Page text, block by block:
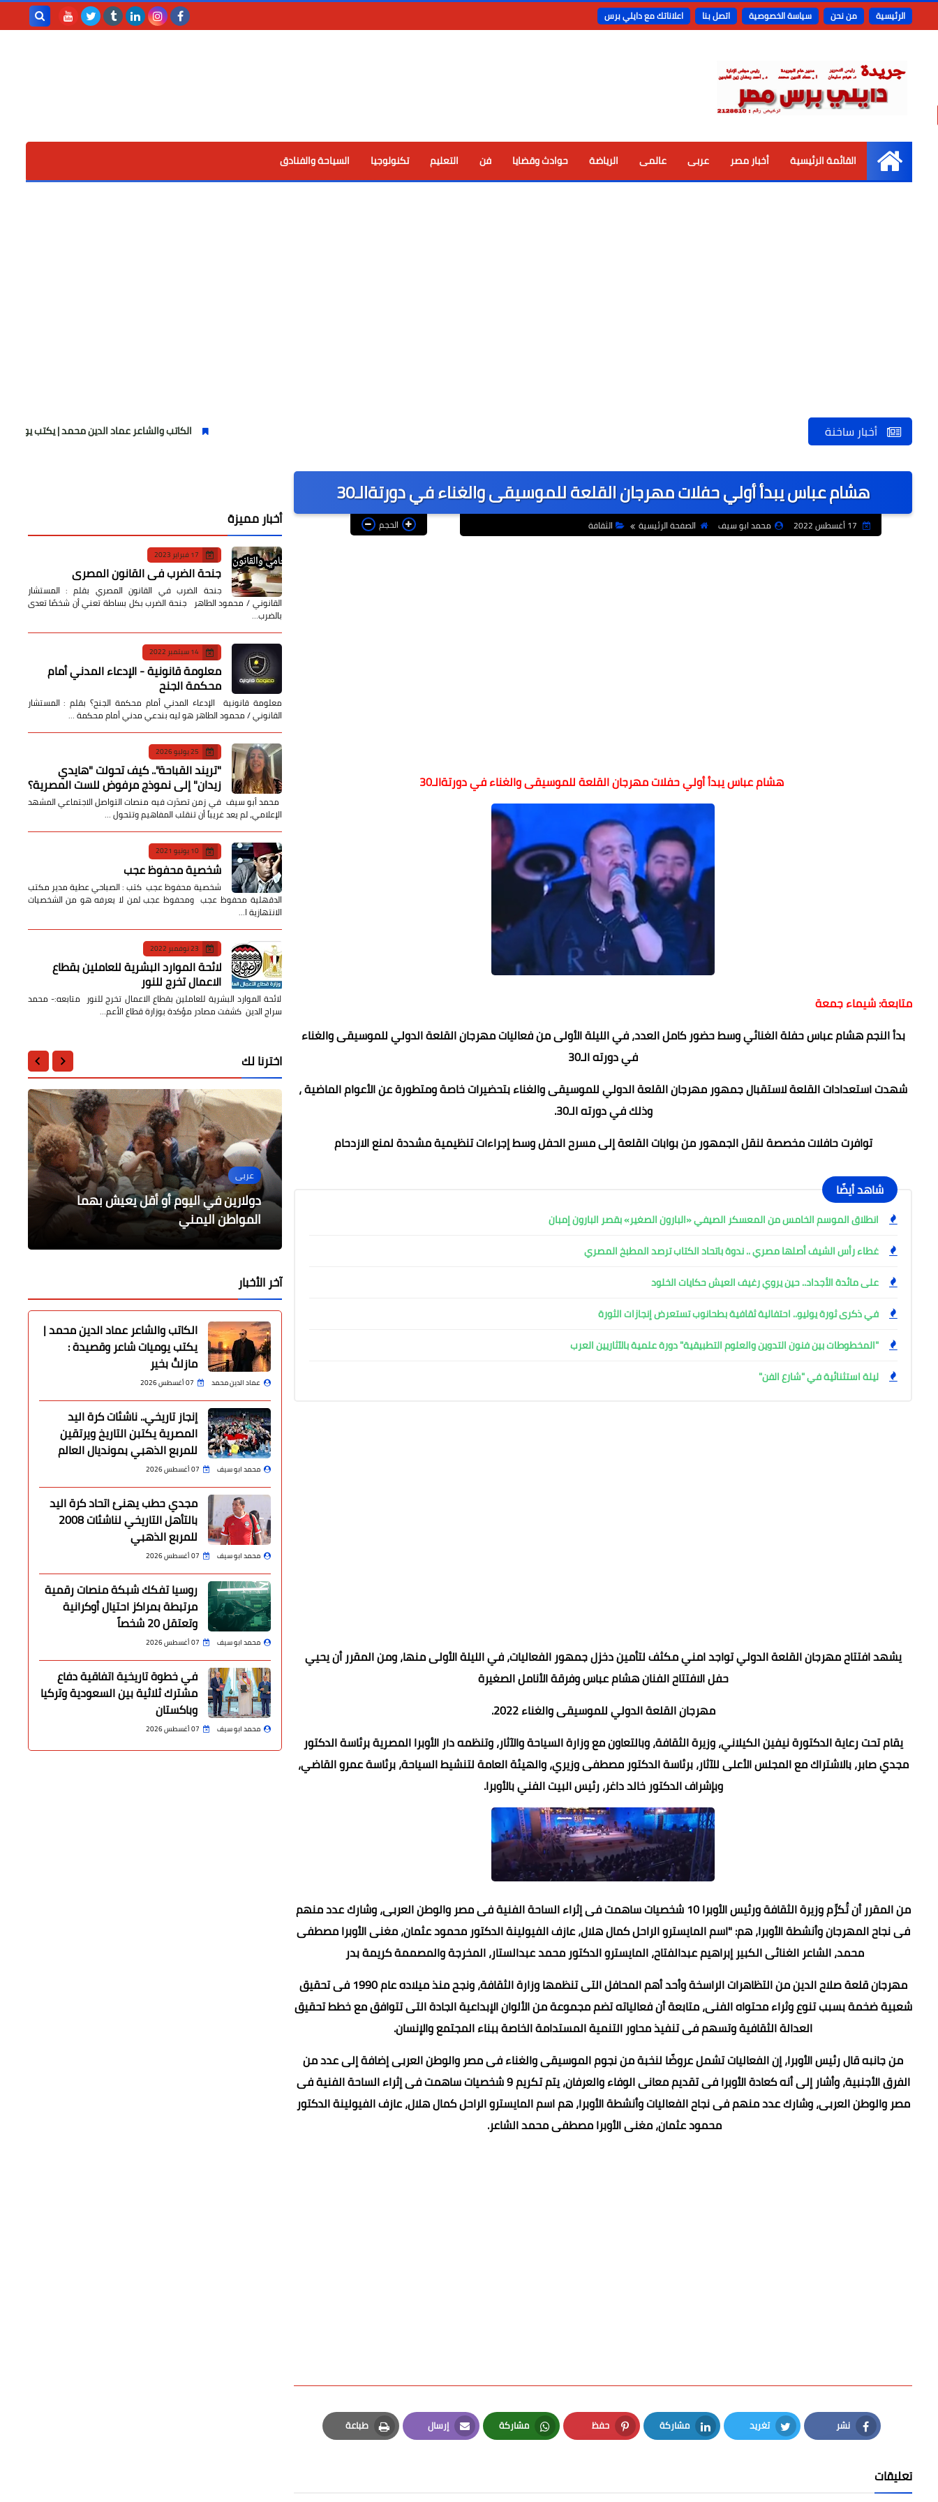
الرئيسية من نحن سياسة الخصوصية اتصل بنا اعلاناتك مع دايلي برس
الرئيسية
القائمة الرئيسية أخبار مصر عربى عالمى الرياضة حوادث وقضايا فن التعليم تكنولوجيا السياحة والفنادق
أخبار ساخنة الكاتب والشاعر عماد الدين محمد | يكتب يوميات شاعر وقصيدة :
هشام عباس يبدأ أولي حفلات مهرجان القلعة للموسيقى والغناء في دورتةالـ30
محمد ابو سيف الصفحة الرئيسية الثقافة الحجم
هشام عباس يبدأ أولي حفلات مهرجان القلعة للموسيقى والغناء في دورتةالـ30
متابعة: شيماء جمعة
بدأ النجم هشام عباس حفلة الغنائي وسط حضور كامل العدد، في الليلة الأولى من فعاليات مهرجان القلعة الدولي للموسيقى والغناء
في دورته الـ30
شهدت استعدادات القلعة لاستقبال جمهور مهرجان القلعة الدولي للموسيقى والغناء بتحضيرات خاصة ومتطورة عن الأعوام الماضية ،
وذلك في دورته الـ30.
توافرت حافلات مخصصة لنقل الجمهور من بوابات القلعة إلى مسرح الحفل وسط إجراءات تنظيمية مشددة لمنع الازدحام
شاهد أيضًا
انطلاق الموسم الخامس من المعسكر الصيفي «البارون الصغير» بقصر البارون إمبان
غطاء رأس الشيف أصلها مصري .. ندوة باتحاد الكتاب ترصد المطبخ المصري
على مائدة الأجداد.. حين يروي رغيف العيش حكايات الخلود
في ذكرى ثورة يوليو.. احتفالية ثقافية بطحانوب تستعرض إنجازات الثورة
"المخطوطات بين فنون التدوين والعلوم التطبيقية" دورة علمية بالآثاريين العرب
ليلة استثنائية في "شارع الفن"
يشهد افتتاح مهرجان القلعة الدولي تواجد امني مكثف لتأمين دخزل جمهور الفعاليات، في الليلة الأولى منها، ومن المقرر أن يحيي
حفل الافتتاح الفنان هشام عباس وفرقة الأنامل الصغيرة
مهرجان القلعة الدولي للموسيقى والغناء 2022.
يقام تحت رعاية الدكتورة نيفين الكيلاني، وزيرة الثقافة، وبالتعاون مع وزارة السياحة والآثار، وتنظمه دار الأوبرا المصرية برئاسة الدكتور
مجدي صابر، بالاشتراك مع المجلس الأعلى للآثار، برئاسة الدكتور مصطفى وزيري، والهيئة العامة لتنشيط السياحة، برئاسة عمرو القاضي،
وبإشراف الدكتور خالد داغر، رئيس البيت الفني بالأوبرا.
من المقرر أن تُكرِّم وزيرة الثقافة ورئيس الأوبرا 10 شخصيات ساهمت فى إثراء الساحة الفنية فى مصر والوطن العربى، وشارك عدد منهم
فى نجاح المهرجان وأنشطة الأوبرا، هم: "اسم المايسترو الراحل كمال هلال، عازف الفيولينة الدكتور محمود عثمان، مغنى الأوبرا مصطفى
محمد، الشاعر الغنائى الكبير إبراهيم عبدالفتاح، المايسترو الدكتور محمد عبدالستار، المخرجة والمصممة كريمة بدر
مهرجان قلعة صلاح الدين من التظاهرات الراسخة وأحد أهم المحافل التى تنظمها وزارة الثقافة، ونجح منذ ميلاده عام 1990 فى تحقيق
شعبية ضخمة بسبب تنوع وثراء محتواه الفنى، متابعة أن فعالياته تضم مجموعة من الألوان الإبداعية الجادة التى تتوافق مع خطط تحقيق
العدالة الثقافية وتسهم فى تنفيذ محاور التنمية المستدامة الخاصة ببناء المجتمع والإنسان.
من جانبه قال رئيس الأوبرا، إن الفعاليات تشمل عروضًا لنخبة من نجوم الموسيقى والغناء فى مصر والوطن العربى إضافة إلى عدد من
الفرق الأجنبية، وأشار إلى أنه كعادة الأوبرا فى تقديم معانى الوفاء والعرفان، يتم تكريم 9 شخصيات ساهمت فى إثراء الساحة الفنية فى
مصر والوطن العربى، وشارك عدد منهم فى نجاح الفعاليات وأنشطة الأوبرا، هم اسم المايسترو الراحل كمال هلال، عازف الفيولينة الدكتور
محمود عثمان، مغنى الأوبرا مصطفى محمد الشاعر.
نشر
Facebook
تغريد
Twitter
مشاركة
LinkedIn
حفظ
Pinterest
مشاركة
Whatsapp
إرسال
Email
طباعة
Print
تعليقات
أخبار مميزة
17 فبراير 2023
جنحة الضرب في القانون المصري
جنحة الضرب في القانون المصري بقلم : المستشار
القانوني / محمود الطاهر جنحة الضرب بكل بساطة تعني أن شخصًا تعدى
بالضرب…
14 سبتمبر 2022
معلومة قانونية - الإدعاء المدني أمام
محكمة الجنح
معلومة قانونية الإدعاء المدني أمام محكمة الجنح؟ بقلم : المستشار
القانوني / محمود الطاهر هو ليه بندعي مدني أمام محكمة …
25 يوليو 2026
​"تريند القباحة".. كيف تحولت "هايدي
زيدان" إلى نموذج مرفوض للست المصرية؟
​ محمد أبو سيف ​في زمن تصدّرت فيه منصات التواصل الاجتماعي المشهد
الإعلامي، لم يعد غريباً أن تنقلب المفاهيم وتتحول …
10 يونيو 2021
شخصية محفوظ عجب
شخصية محفوظ عجب كتب : الصباحي عطية مدير مكتب
الدقهلية محفوظ عجب ومحفوظ عجب لمن لا يعرفه هو من الشخصيات
الانتهازية ا…
23 نوفمبر 2022
لائحة الموارد البشرية للعاملين بقطاع
الاعمال تخرج للنور
لائحة الموارد البشرية للعاملين بقطاع الاعمال تخرج للنور متابعه:- محمد
سراج الدين كشفت مصادر مؤكدة بوزارة قطاع الأعم…
اخترنا لك
عربى
دولارين في اليوم أو أقل يعيش بهما
المواطن اليمني
محافظات
تحرير (234) محضر تمويني خلال الحملات
التفتيشية المفاجئة بالمنوفية
عربى
هدم العراقيب للمرة 212 وإقتحام
للمسجد الأقصى
أخبار مصر
الشباب والرياضة تواصل فاعليات دورة
الازمات بأكاديمية ناصر العسكرية العليا
الرياضة
تشكيل الأهلي المتوقع امام نادي البنك
الأهلي في الجولة ١٥ اليوم
آخر الأخبار
الكاتب والشاعر عماد الدين محمد |
يكتب يوميات شاعر وقصيدة :
مازلتُ بخير
عماد الدين محمد 07 أغسطس 2026
إنجاز تاريخي.. ناشئات كرة اليد
المصرية يكتبن التاريخ ويرتقين
للمربع الذهبي بمونديال العالم
محمد ابو سيف 07 أغسطس 2026
مجدي حطب يهنئ اتحاد كرة اليد
بالتأهل التاريخي لناشئات 2008
للمربع الذهبي
محمد ابو سيف 07 أغسطس 2026
روسيا تفكك شبكة منصات رقمية
مرتبطة بمراكز احتيال أوكرانية
وتعتقل 20 شخصاً
محمد ابو سيف 07 أغسطس 2026
في خطوة تاريخية اتفاقية دفاع
مشترك ثلاثية بين السعودية وتركيا
وباكستان
محمد ابو سيف 07 أغسطس 2026